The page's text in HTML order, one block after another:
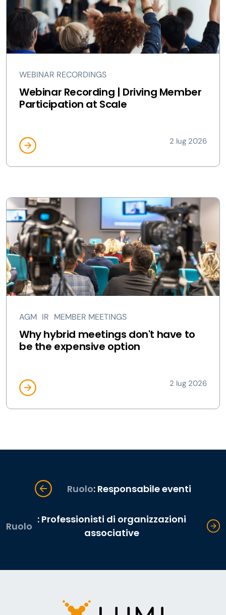
WEBINAR RECORDINGS
Webinar Recording | Driving Member
Participation at Scale
2 lug 2026
AGM IR MEMBER MEETINGS
Why hybrid meetings don't have to
be the expensive option
2 lug 2026
Ruolo: Responsabile eventi
Ruolo
: Professionisti di organizzazioni
associative